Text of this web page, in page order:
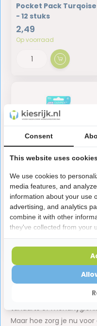
Pocket Pack Turqoise
- 12 stuks
2,49
Op voorraad
TePe EasyPick M/L -
Turquoise - 60 Stuks
5,95
Op voorraad
Hoe beter je je gebit
gebitsproblemen
tandarts of
Maar hoe zorg je nu
Consent
This website uses
We use cookies to
media features, and
information about your use
advertising, and analytics
combine it with other
they've collected from your